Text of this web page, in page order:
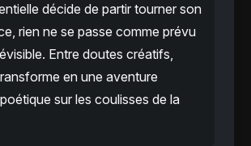
décide de partir tourner son
rien ne se passe comme prévu
Entre doutes créatifs,
en une aventure
sur les coulisses de la